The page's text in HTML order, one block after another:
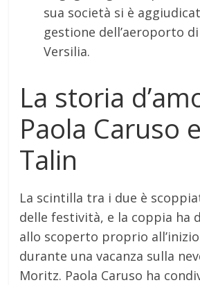
sua società si è
gestione dell’aeroporto
Versilia.
La storia
Paola Caruso
Talin
La scintilla tra i due è
delle festività, e la coppia ha
allo scoperto proprio
durante una vacanza sulla
Moritz. Paola Caruso ha